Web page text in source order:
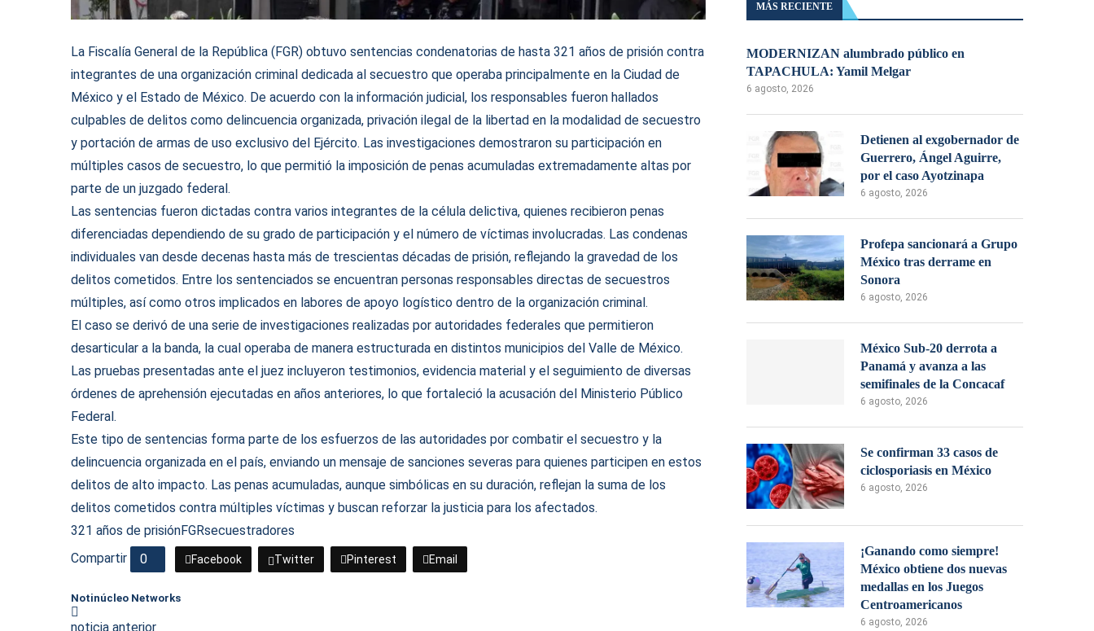
La Fiscalía General de la República (FGR) obtuvo sentencias condenatorias de hasta 321 años de prisión contra
integrantes de una organización criminal dedicada al secuestro que operaba principalmente en la Ciudad de
México y el Estado de México. De acuerdo con la información judicial, los responsables fueron hallados
culpables de delitos como delincuencia organizada, privación ilegal de la libertad en la modalidad de secuestro
y portación de armas de uso exclusivo del Ejército. Las investigaciones demostraron su participación en
múltiples casos de secuestro, lo que permitió la imposición de penas acumuladas extremadamente altas por
parte de un juzgado federal.
Las sentencias fueron dictadas contra varios integrantes de la célula delictiva, quienes recibieron penas
diferenciadas dependiendo de su grado de participación y el número de víctimas involucradas. Las condenas
individuales van desde decenas hasta más de trescientas décadas de prisión, reflejando la gravedad de los
delitos cometidos. Entre los sentenciados se encuentran personas responsables directas de secuestros
múltiples, así como otros implicados en labores de apoyo logístico dentro de la organización criminal.
El caso se derivó de una serie de investigaciones realizadas por autoridades federales que permitieron
desarticular a la banda, la cual operaba de manera estructurada en distintos municipios del Valle de México.
Las pruebas presentadas ante el juez incluyeron testimonios, evidencia material y el seguimiento de diversas
órdenes de aprehensión ejecutadas en años anteriores, lo que fortaleció la acusación del Ministerio Público
Federal.
Este tipo de sentencias forma parte de los esfuerzos de las autoridades por combatir el secuestro y la
delincuencia organizada en el país, enviando un mensaje de sanciones severas para quienes participen en estos
delitos de alto impacto. Las penas acumuladas, aunque simbólicas en su duración, reflejan la suma de los
delitos cometidos contra múltiples víctimas y buscan reforzar la justicia para los afectados.
321 años de prisiónFGRsecuestradores
Compartir
0 Facebook Twitter Pinterest Email
Notinúcleo Networks
noticia anterior
MÁS RECIENTE
MODERNIZAN alumbrado público en
TAPACHULA: Yamil Melgar
6 agosto, 2026
Detienen al exgobernador de
Guerrero, Ángel Aguirre,
por el caso Ayotzinapa
6 agosto, 2026
Profepa sancionará a Grupo
México tras derrame en
Sonora
6 agosto, 2026
México Sub-20 derrota a
Panamá y avanza a las
semifinales de la Concacaf
6 agosto, 2026
Se confirman 33 casos de
ciclosporiasis en México
6 agosto, 2026
¡Ganando como siempre!
México obtiene dos nuevas
medallas en los Juegos
Centroamericanos
6 agosto, 2026